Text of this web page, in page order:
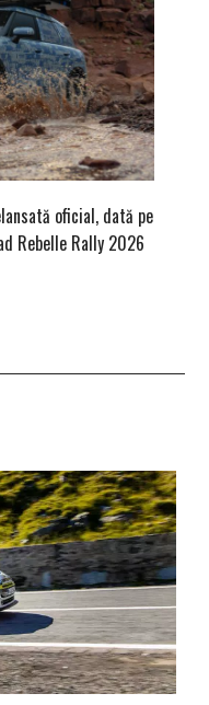
oficial, dată pe
Rebelle Rally 2026